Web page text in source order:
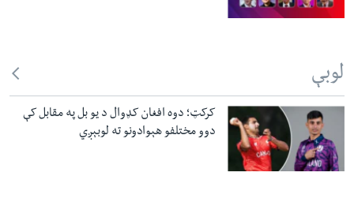
لوبې
کرکټ؛ دوه افغان کډوال د یو بل په مقابل کې
دوو مختلفو هېوادونو ته لوبېږي